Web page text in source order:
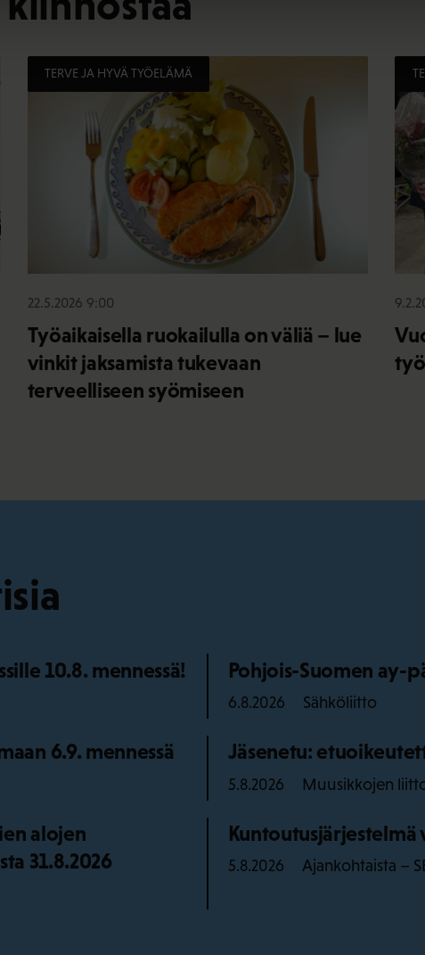
TERVE JA HYVÄ TYÖELÄMÄ
22.5.2026 9:00
Työaikaisella ruokailulla on väliä – lue
vinkit jaksamista tukevaan
terveelliseen syömiseen
10.8. mennessä! Pohjois-Suomen ay-
6.8.2026 Sähköliitto
6.9. mennessä Jäsenetu:
5.8.2026 Muusikkojen
alojen
31.8.2026
Kuntoutusjärjestelmä
5.8.2026 Ajankohtaista –